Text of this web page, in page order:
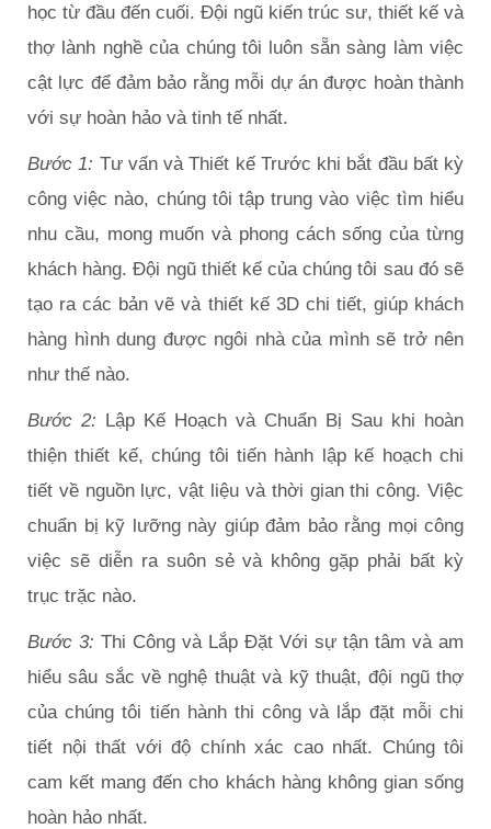
học từ đầu đến cuối. Đội ngũ kiến ​​trúc sư, thiết kế và
thợ lành nghề của chúng tôi luôn sẵn sàng làm việc
cật lực để đảm bảo rằng mỗi dự án được hoàn thành
với sự hoàn hảo và tinh tế nhất.
Bước 1: Tư vấn và Thiết kế Trước khi bắt đầu bất kỳ
công việc nào, chúng tôi tập trung vào việc tìm hiểu
nhu cầu, mong muốn và phong cách sống của từng
khách hàng. Đội ngũ thiết kế của chúng tôi sau đó sẽ
tạo ra các bản vẽ và thiết kế 3D chi tiết, giúp khách
hàng hình dung được ngôi nhà của mình sẽ trở nên
như thế nào.
Bước 2: Lập Kế Hoạch và Chuẩn Bị Sau khi hoàn
thiện thiết kế, chúng tôi tiến hành lập kế hoạch chi
tiết về nguồn lực, vật liệu và thời gian thi công. Việc
chuẩn bị kỹ lưỡng này giúp đảm bảo rằng mọi công
việc sẽ diễn ra suôn sẻ và không gặp phải bất kỳ
trục trặc nào.
Bước 3: Thi Công và Lắp Đặt Với sự tận tâm và am
hiểu sâu sắc về nghệ thuật và kỹ thuật, đội ngũ thợ
của chúng tôi tiến hành thi công và lắp đặt mỗi chi
tiết nội thất với độ chính xác cao nhất. Chúng tôi
cam kết mang đến cho khách hàng không gian sống
hoàn hảo nhất.